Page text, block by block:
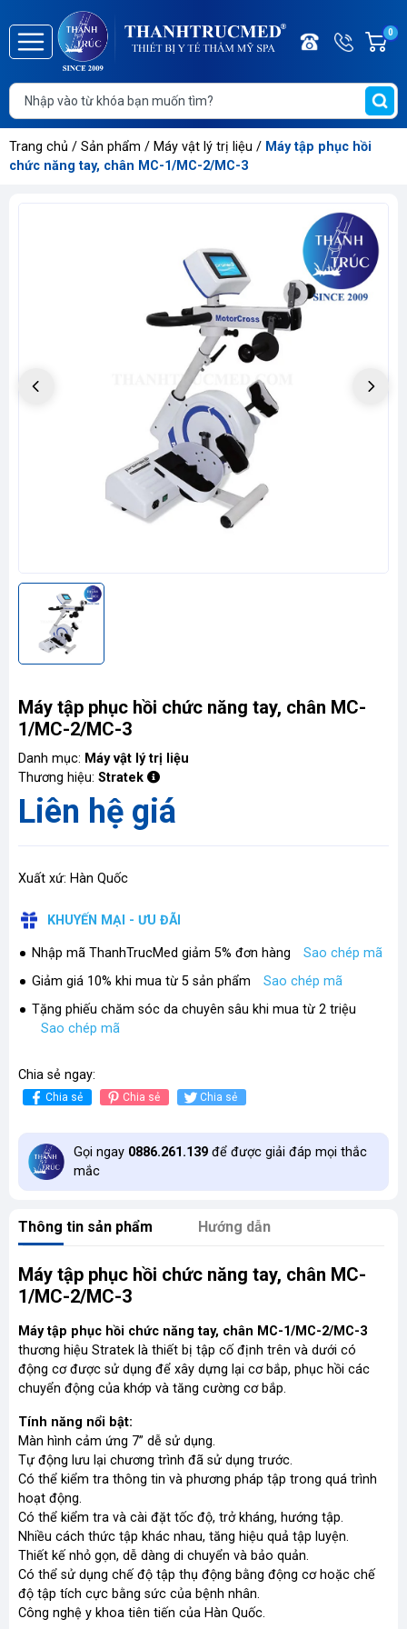
Trang
chủ
Giới
thiệu
kiện
Điện
thoại
Hotline/
Zalo
0
Trang chủ / Sản phẩm / Máy vật lý trị liệu / Máy tập phục hồi
chức năng tay, chân MC-1/MC-2/MC-3
Máy tập phục hồi chức năng tay, chân MC-
1/MC-2/MC-3
Danh mục: Máy vật lý trị liệu
Thương hiệu: Stratek
Liên hệ giá
Xuất xứ: Hàn Quốc
KHUYẾN MẠI - ƯU ĐÃI
Nhập mã ThanhTrucMed giảm 5% đơn hàng
Sao chép mã
Giảm giá 10% khi mua từ 5 sản phẩm
Sao chép mã
Tặng phiếu chăm sóc da chuyên sâu khi mua từ 2 triệu
Sao chép mã
Chia sẻ ngay:
Chia sẻ Chia sẻ Chia sẻ
Gọi ngay 0886.261.139 để được giải đáp mọi thắc
mắc
Thông tin sản phẩm Hướng dẫn
Máy tập phục hồi chức năng tay, chân MC-
1/MC-2/MC-3
Máy tập phục hồi chức năng tay, chân MC-1/MC-2/MC-3
thương hiệu Stratek là thiết bị tập cố định trên và dưới có
động cơ được sử dụng để xây dựng lại cơ bắp, phục hồi các
chuyển động của khớp và tăng cường cơ bắp.
Tính năng nổi bật:
Màn hình cảm ứng 7” dễ sử dụng.
Tự động lưu lại chương trình đã sử dụng trước.
Có thể kiểm tra thông tin và phương pháp tập trong quá trình
hoạt động.
Có thể kiểm tra và cài đặt tốc độ, trở kháng, hướng tập.
Nhiều cách thức tập khác nhau, tăng hiệu quả tập luyện.
Thiết kế nhỏ gọn, dễ dàng di chuyển và bảo quản.
Có thể sử dụng chế độ tập thụ động bằng động cơ hoặc chế
độ tập tích cực bằng sức của bệnh nhân.
Công nghệ y khoa tiên tiến của Hàn Quốc.